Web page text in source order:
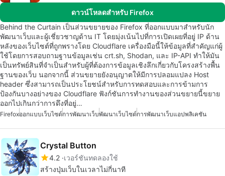
ดาวน์โหลดสำหรับ Firefox
Behind the Curtain เป็นส่วนขยายของ Firefox ที่ออกแบบมาสำหรับนัก
พัฒนาเว็บและผู้เชี่ยวชาญด้าน IT โดยมุ่งเน้นไปที่การเปิดเผยที่อยู่ IP ด้าน
หลังของเว็บไซต์ที่ถูกพรางโดย Cloudflare เครื่องมือนี้ให้ข้อมูลที่สำคัญแก่ผู้
ใช้โดยการสอบถามฐานข้อมูลเช่น crt.sh, Shodan, และ IP-API ทำให้มัน
เป็นทรัพย์สินที่จำเป็นสำหรับผู้ที่ต้องการข้อมูลเชิงลึกเกี่ยวกับโครงสร้างพื้น
ฐานของเว็บ นอกจากนี้ ส่วนขยายยังอนุญาตให้มีการปลอมแปลง Host
header ซึ่งสามารถเป็นประโยชน์สำหรับการทดสอบและการข้ามการ
ป้องกันบางอย่างของ Cloudflare ฟังก์ชันการทำงานของส่วนขยายนี้ขยาย
ออกไปเกินกว่าการดึงที่อยู่…
Firefoxออกแบบเว็บไซต์การพัฒนาเว็บพัฒนาเว็บไซต์การพัฒนาเว็บแอปพลิเคชัน
Crystal Button
4.2 เวอร์ชันทดลองใช้
สร้างปุ่มเว็บในเวลาไม่กี่นาที